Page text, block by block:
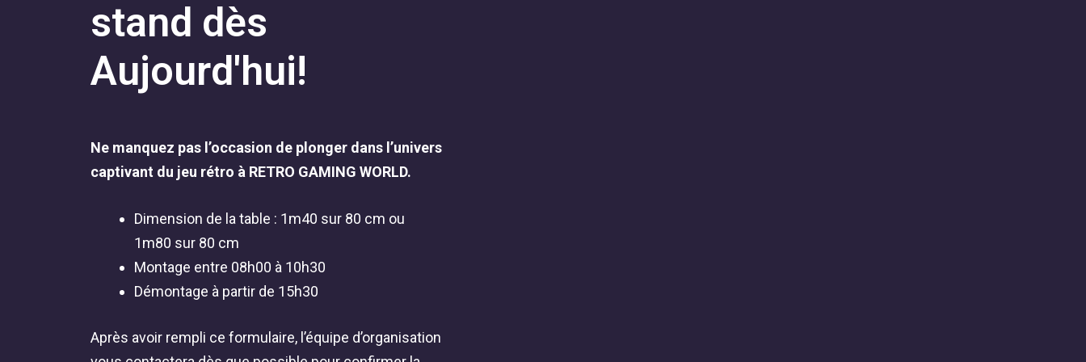
stand dès
Aujourd'hui!
Ne manquez pas l’occasion de plonger dans l’univers
captivant du jeu rétro à RETRO GAMING WORLD.
Dimension de la table : 1m40 sur 80 cm ou
1m80 sur 80 cm
Montage entre 08h00 à 10h30
Démontage à partir de 15h30
Après avoir rempli ce formulaire, l’équipe d’organisation